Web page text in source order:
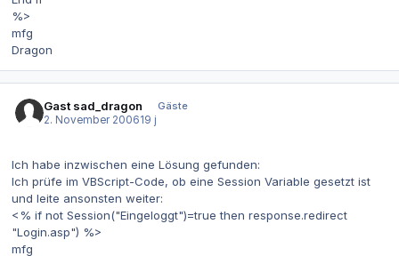
%>
mfg
Dragon
Gast sad_dragon
Gäste
2. November 200619 j
Ich habe inzwischen eine Lösung gefunden:
Ich prüfe im VBScript-Code, ob eine Session Variable gesetzt ist
und leite ansonsten weiter:
<% if not Session("Eingeloggt")=true then response.redirect
"Login.asp") %>
mfg